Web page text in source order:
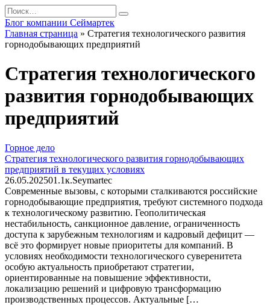
Перейти
к
содержанию
Search
for:
Блог компании Сеймартек
Главная страница » Стратегия технологического развития
горнодобывающих предприятий
Стратегия технологического
развития горнодобывающих
предприятий
Горное дело
Стратегия технологического развития горнодобывающих
предприятий в текущих условиях
26.05.202501.1к.Seymartec
Современные вызовы, с которыми сталкиваются российские
горнодобывающие предприятия, требуют системного подхода
к технологическому развитию. Геополитическая
нестабильность, санкционное давление, ограниченность
доступа к зарубежным технологиям и кадровый дефицит —
всё это формирует новые приоритеты для компаний. В
условиях необходимости технологического суверенитета
особую актуальность приобретают стратегии,
ориентированные на повышение эффективности,
локализацию решений и цифровую трансформацию
производственных процессов. Актуальные […